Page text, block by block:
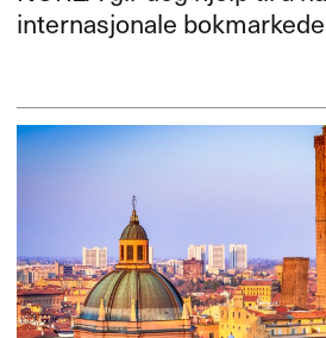
internasjonale